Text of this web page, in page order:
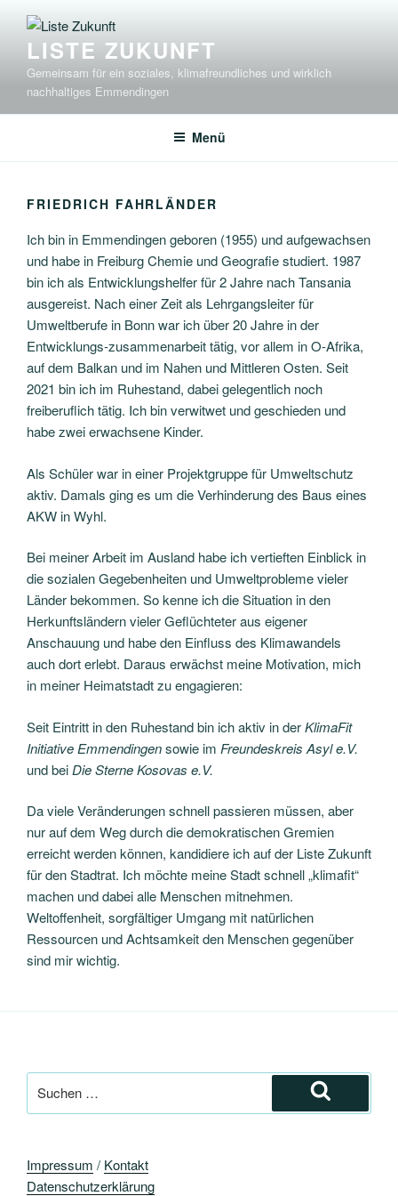
Inhalt
springenLISTE ZUKUNFT
Gemeinsam für ein soziales, klimafreundliches und wirklich
nachhaltiges Emmendingen
Menü
FRIEDRICH FAHRLÄNDER
Ich bin in Emmendingen geboren (1955) und aufgewachsen
und habe in Freiburg Chemie und Geografie studiert. 1987
bin ich als Entwicklungshelfer für 2 Jahre nach Tansania
ausgereist. Nach einer Zeit als Lehrgangsleiter für
Umweltberufe in Bonn war ich über 20 Jahre in der
Entwicklungs-zusammenarbeit tätig, vor allem in O-Afrika,
auf dem Balkan und im Nahen und Mittleren Osten. Seit
2021 bin ich im Ruhestand, dabei gelegentlich noch
freiberuflich tätig. Ich bin verwitwet und geschieden und
habe zwei erwachsene Kinder.
Als Schüler war in einer Projektgruppe für Umweltschutz
aktiv. Damals ging es um die Verhinderung des Baus eines
AKW in Wyhl.
Bei meiner Arbeit im Ausland habe ich vertieften Einblick in
die sozialen Gegebenheiten und Umweltprobleme vieler
Länder bekommen. So kenne ich die Situation in den
Herkunftsländern vieler Geflüchteter aus eigener
Anschauung und habe den Einfluss des Klimawandels
auch dort erlebt. Daraus erwächst meine Motivation, mich
in meiner Heimatstadt zu engagieren:
Seit Eintritt in den Ruhestand bin ich aktiv in derKlimaFit
Initiative Emmendingensowie im Freundeskreis Asyl e.V.
und bei Die Sterne Kosovas e.V.
Da viele Veränderungen schnell passieren müssen, aber
nur auf dem Weg durch die demokratischen Gremien
erreicht werden können, kandidiere ich auf der Liste Zukunft
für den Stadtrat. Ich möchte meine Stadt schnell „klimafit“
machen und dabei alle Menschen mitnehmen.
Weltoffenheit, sorgfältiger Umgang mit natürlichen
Ressourcen und Achtsamkeit den Menschen gegenüber
sind mir wichtig.
nach:
Suchen
Impressum / Kontakt
Datenschutzerklärung